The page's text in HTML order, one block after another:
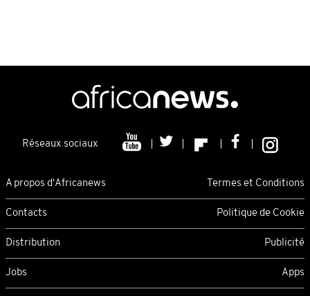
Réseaux sociaux
A propos d'Africanews Termes et Conditions
Contacts Politique de Cookie
Distribution Publicité
Jobs Apps